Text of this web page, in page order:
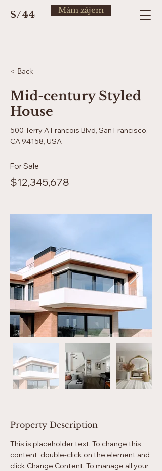
S/44 Mám zájem
< Back
Mid-century Styled
House
500 Terry A Francois Blvd, San Francisco,
CA 94158, USA
For Sale
$12,345,678
Property Description
This is placeholder text. To change this
content, double-click on the element and
click Change Content. To manage all your